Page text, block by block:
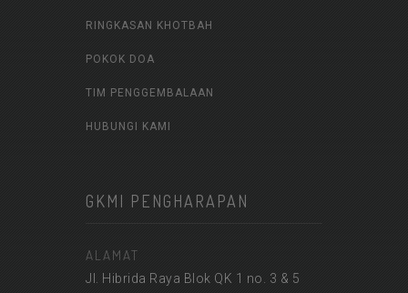
RINGKASAN KHOTBAH
POKOK DOA
TIM PENGGEMBALAAN
HUBUNGI KAMI
GKMI PENGHARAPAN
ALAMAT
Jl. Hibrida Raya Blok QK 1 no. 3 & 5